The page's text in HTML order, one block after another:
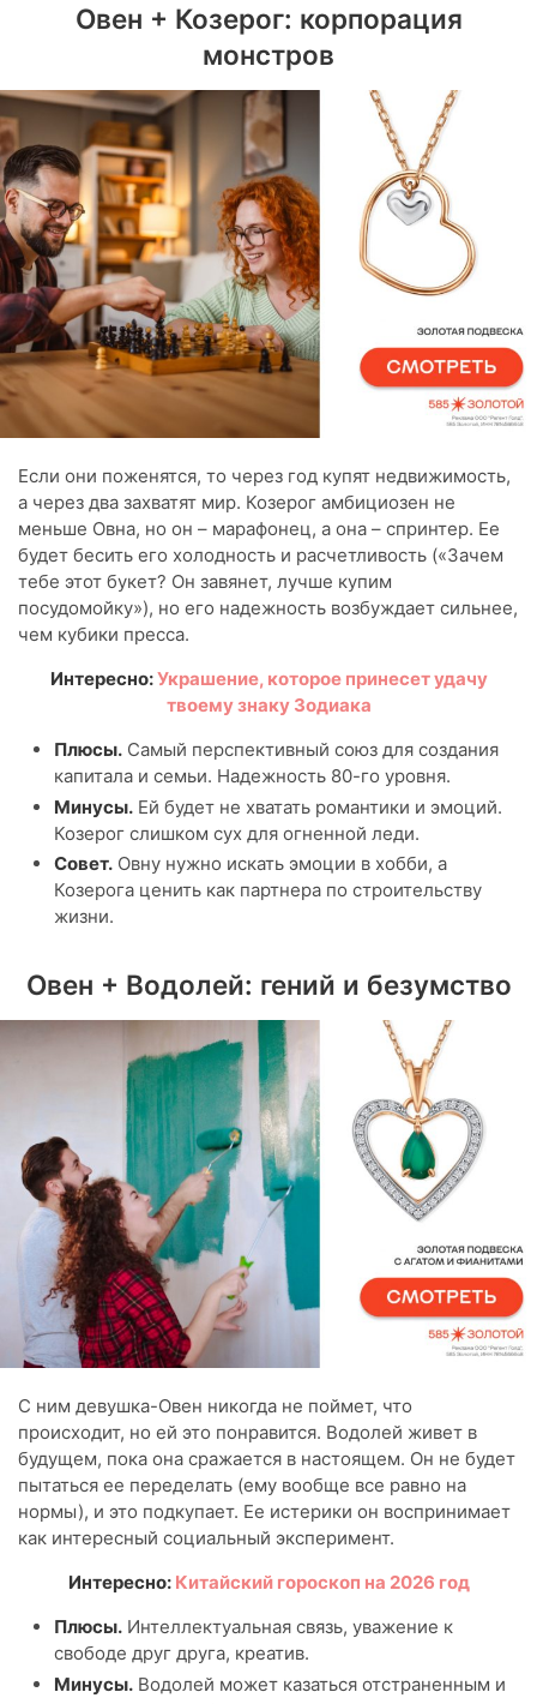
Овен + Козерог: корпорация
монстров
Если они поженятся, то через год купят недвижимость,
а через два захватят мир. Козерог амбициозен не
меньше Овна, но он – марафонец, а она – спринтер. Ее
будет бесить его холодность и расчетливость («Зачем
тебе этот букет? Он завянет, лучше купим
посудомойку»), но его надежность возбуждает сильнее,
чем кубики пресса.
Интересно:Украшение, которое принесет удачу
твоему знаку Зодиака
Плюсы. Самый перспективный союз для создания
капитала и семьи. Надежность 80-го уровня.
Минусы. Ей будет не хватать романтики и эмоций.
Козерог слишком сух для огненной леди.
Совет. Овну нужно искать эмоции в хобби, а
Козерога ценить как партнера по строительству
жизни.
Овен + Водолей: гений и безумство
С ним девушка-Овен никогда не поймет, что
происходит, но ей это понравится. Водолей живет в
будущем, пока она сражается в настоящем. Он не будет
пытаться ее переделать (ему вообще все равно на
нормы), и это подкупает. Ее истерики он воспринимает
как интересный социальный эксперимент.
Интересно: Китайский гороскоп на 2026 год
Плюсы. Интеллектуальная связь, уважение к
свободе друг друга, креатив.
Минусы. Водолей может казаться отстраненным и